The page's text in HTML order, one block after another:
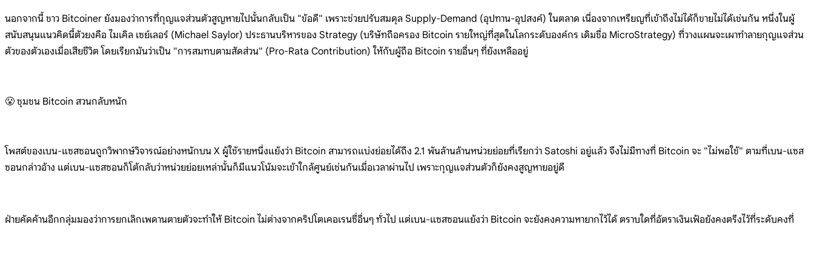
นอกจากนี้ ชาว Bitcoiner ยังมองว่าการที่กุญแจส่วนตัวสูญหายไปนั้นกลับเป็น "ข้อดี" เพราะช่วยปรับสมดุล Supply-Demand (อุปทาน-อุปสงค์) ในตลาด เนื่องจากเหรียญที่เข้าถึงไม่ได้ก็ขายไม่ได้เช่นกัน หนึ่งในผู้
สนับสนุนแนวคิดนี้ตัวยงคือ ไมเคิล เซย์เลอร์ (Michael Saylor) ประธานบริหารของ Strategy (บริษัทถือครอง Bitcoin รายใหญ่ที่สุดในโลกระดับองค์กร เดิมชื่อ MicroStrategy) ที่วางแผนจะเผาทำลายกุญแจส่วน
ตัวของตัวเองเมื่อเสียชีวิต โดยเรียกมันว่าเป็น "การสมทบตามสัดส่วน" (Pro-Rata Contribution) ให้กับผู้ถือ Bitcoin รายอื่นๆ ที่ยังเหลืออยู่
😤 ชุมชน Bitcoin สวนกลับหนัก
โพสต์ของเบน-แซสซอนถูกวิพากษ์วิจารณ์อย่างหนักบน X ผู้ใช้รายหนึ่งแย้งว่า Bitcoin สามารถแบ่งย่อยได้ถึง 2.1 พันล้านล้านหน่วยย่อยที่เรียกว่า Satoshi อยู่แล้ว จึงไม่มีทางที่ Bitcoin จะ "ไม่พอใช้" ตามที่เบน-แซส
ซอนกล่าวอ้าง แต่เบน-แซสซอนก็โต้กลับว่าหน่วยย่อยเหล่านั้นก็มีแนวโน้มจะเข้าใกล้ศูนย์เช่นกันเมื่อเวลาผ่านไป เพราะกุญแจส่วนตัวก็ยังคงสูญหายอยู่ดี
ฝ่ายคัดค้านอีกกลุ่มมองว่าการยกเลิกเพดานตายตัวจะทำให้ Bitcoin ไม่ต่างจากคริปโตเคอเรนซี่อื่นๆ ทั่วไป แต่เบน-แซสซอนแย้งว่า Bitcoin จะยังคงความหายากไว้ได้ ตราบใดที่อัตราเงินเฟ้อยังคงตรึงไว้ที่ระดับคงที่